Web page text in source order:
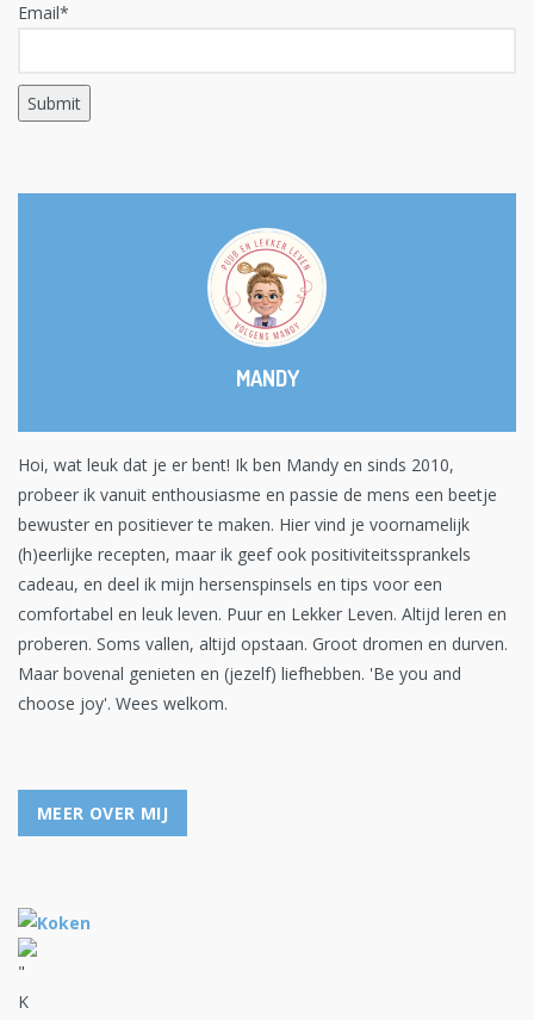
Email*
MANDY
Hoi, wat leuk dat je er bent! Ik ben Mandy en sinds 2010,
probeer ik vanuit enthousiasme en passie de mens een beetje
bewuster en positiever te maken. Hier vind je voornamelijk
(h)eerlijke recepten, maar ik geef ook positiviteitssprankels
cadeau, en deel ik mijn hersenspinsels en tips voor een
comfortabel en leuk leven. Puur en Lekker Leven. Altijd leren en
proberen. Soms vallen, altijd opstaan. Groot dromen en durven.
Maar bovenal genieten en (jezelf) liefhebben. 'Be you and
choose joy'. Wees welkom.
MEER OVER MIJ